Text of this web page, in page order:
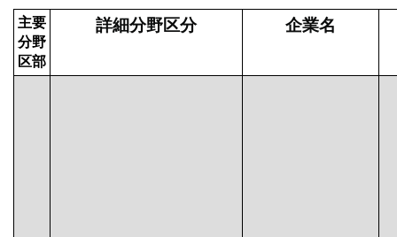
主要
分野
区部
詳細分野区分 企業名